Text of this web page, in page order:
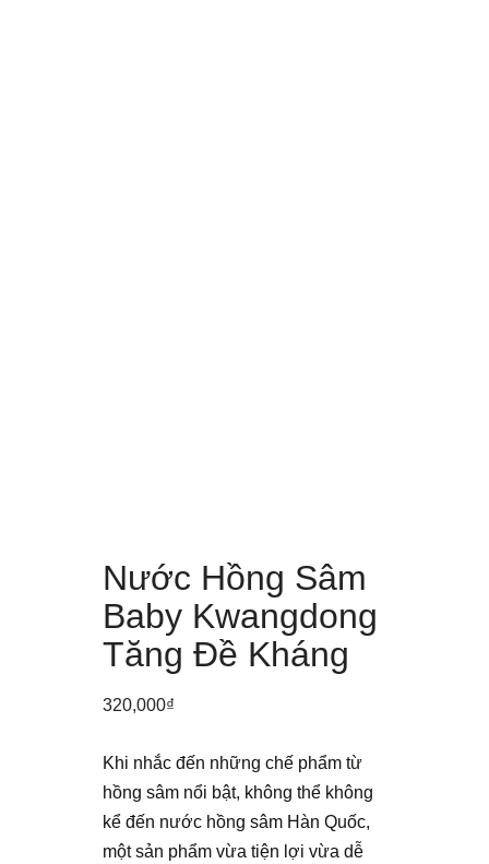
Nước Hồng Sâm
Baby Kwangdong
Tăng Đề Kháng
320,000₫
Khi nhắc đến những chế phẩm từ
hồng sâm nổi bật, không thể không
kể đến nước hồng sâm Hàn Quốc,
một sản phẩm vừa tiện lợi vừa dễ